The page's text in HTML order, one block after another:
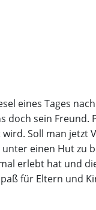
eines Tages
doch sein
Soll man jetzt
einen Hut zu
erlebt hat und
für Eltern und